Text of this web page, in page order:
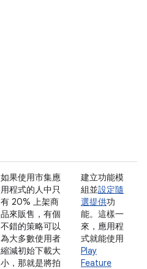
如果使用市集應
用程式的人中只
有 20% 上架商
品來販售，有個
不錯的策略可以
為大多數使用者
縮減初始下載大
小，那就是將拍
建立功能模
組並設定隨
選提供功
能。這樣一
來，應用程
式就能使用
Play
Feature